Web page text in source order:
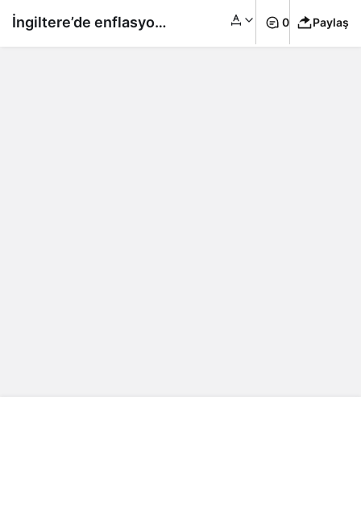
İngiltere’de enflasyon 0 Paylaş